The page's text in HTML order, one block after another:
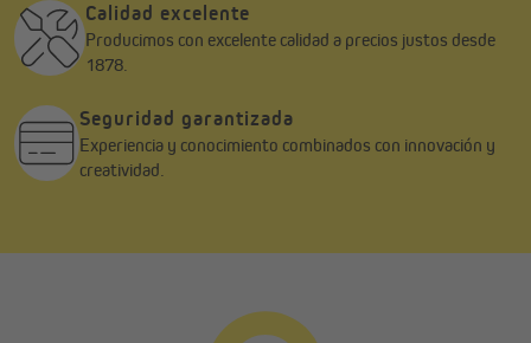
Calidad excelente
Producimos con excelente calidad a precios justos desde
1878.
Seguridad garantizada
Experiencia y conocimiento combinados con innovación y
creatividad.